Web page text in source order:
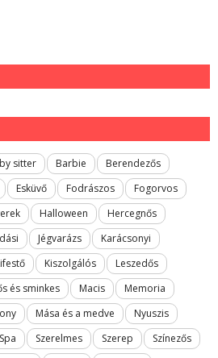
sitter Barbie
Berendezős
Esküvő Fodrászos
Fogorvos
Halloween
Hercegnős
Jégvarázs
Karácsonyi
Kiszolgálós
Leszedős
és sminkes Macis
Memoria
Mása és a medve
Nyuszis
Spa Szerelmes Szerep
Színezős